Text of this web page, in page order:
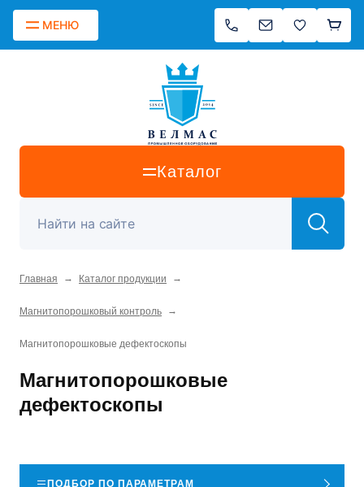
МЕНЮ
Каталог
Главная → Каталог продукции →
Магнитопорошковый контроль →
Магнитопорошковые дефектоскопы
Магнитопорошковые
дефектоскопы
ПОДБОР ПО ПАРАМЕТРАМ